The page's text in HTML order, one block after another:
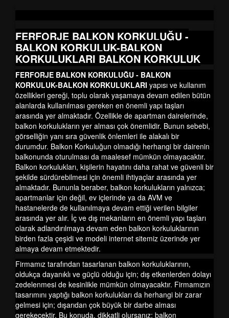
FERFORJE BALKON KORKULUĞU -
BALKON KORKULUK-BALKON
KORKULUKLARI BALKON KORKULUK
FERFORJE BALKON KORKULUĞU - BALKON
KORKULUK-BALKON KORKULUKLARI yapısı ve kullanım
özellikleri gereği, toplu olarak yaşamaya devam edilen bütün
alanlarda kullanılması gereken en önemli yapı taşları
arasında yer almaktadır. Özellikle de apartman dairelerinde,
balkon korkulukların yer alması çok önemlidir. Bunun sebebi,
görselliğin yanı sıra güvenlik önlemleri ile alakalı bir
durumdur. Balkon Korkuluğun olmadığı herhangi bir dairenin
balkonunda oturulması da maalesef mümkün olmayacaktır.
Balkon korkulukları, kişilerin hayatını daha rahat ve güvenli bir
şekilde sürdürebilmesi için önemli ihtiyaçlar arasında yer
almaktadır. Bununla beraber, balkon korkulukların yalnızca;
apartmanlar için değil, ev içlerinde ya da AVM ve
hastanelerde de kullanılmaya devam ettiği verilen bilgiler
arasında yer alır. İç ve dış mekanların en önemli yapı taşları
olarak adlandırılmaya devam eden balkon korkuluklarının
birden fazla çeşidi ve modeli internet sitemiz üzerinde yer
almaya devam etmektedir.
Firmamız tarafından tasarlanan balkon korkuluklarının,
oldukça dayanıklı ve güçlü olduğu için; dış etkenlerden dolayı
zedelenmesi de kesinlikle mümkün olmayacaktır. Firmamızın
tasarımını yaptığı balkon korkulukları da herhangi bir zarar
gelmesi için; dışarıdan çok büyük bir darbe alması
gerekecektir. Bu konuda, dikkatli olursanız; balkon